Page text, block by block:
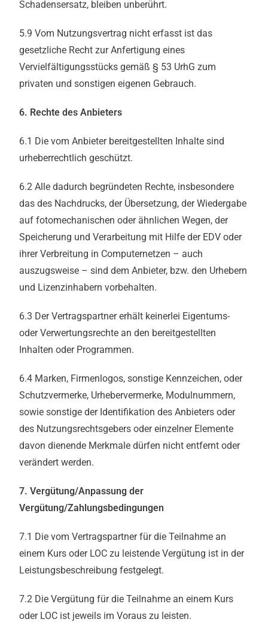
Schadensersatz, bleiben unberührt.
5.9 Vom Nutzungsvertrag nicht erfasst ist das
gesetzliche Recht zur Anfertigung eines
Vervielfältigungsstücks gemäß § 53 UrhG zum
privaten und sonstigen eigenen Gebrauch.
6. Rechte des Anbieters
6.1 Die vom Anbieter bereitgestellten Inhalte sind
urheberrechtlich geschützt.
6.2 Alle dadurch begründeten Rechte, insbesondere
das des Nachdrucks, der Übersetzung, der Wiedergabe
auf fotomechanischen oder ähnlichen Wegen, der
Speicherung und Verarbeitung mit Hilfe der EDV oder
ihrer Verbreitung in Computernetzen – auch
auszugsweise – sind dem Anbieter, bzw. den Urhebern
und Lizenzinhabern vorbehalten.
6.3 Der Vertragspartner erhält keinerlei Eigentums-
oder Verwertungsrechte an den bereitgestellten
Inhalten oder Programmen.
6.4 Marken, Firmenlogos, sonstige Kennzeichen, oder
Schutzvermerke, Urhebervermerke, Modulnummern,
sowie sonstige der Identifikation des Anbieters oder
des Nutzungsrechtsgebers oder einzelner Elemente
davon dienende Merkmale dürfen nicht entfernt oder
verändert werden.
7. Vergütung/Anpassung der
Vergütung/Zahlungsbedingungen
7.1 Die vom Vertragspartner für die Teilnahme an
einem Kurs oder LOC zu leistende Vergütung ist in der
Leistungsbeschreibung festgelegt.
7.2 Die Vergütung für die Teilnahme an einem Kurs
oder LOC ist jeweils im Voraus zu leisten.